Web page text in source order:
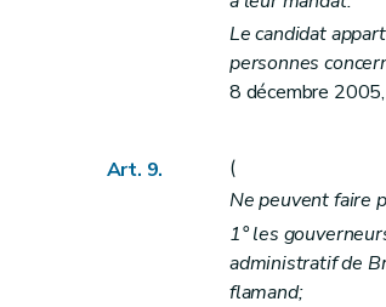
Art. 72 à 74
Chapitre VI De
Section première De la
Art. 76
Art. 77
Art. 78
Art. 79
Le candidat
personnes
8 décembre
Art. 9.
(
Ne peuvent faire
1° les
administratif de
flamand;